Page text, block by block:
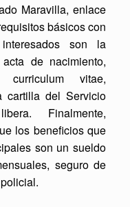
Maravilla, enlace
básicos con
son la
de nacimiento,
curriculum vitae,
cartilla del Servicio
Finalmente,
los beneficios que
son un sueldo
seguro de